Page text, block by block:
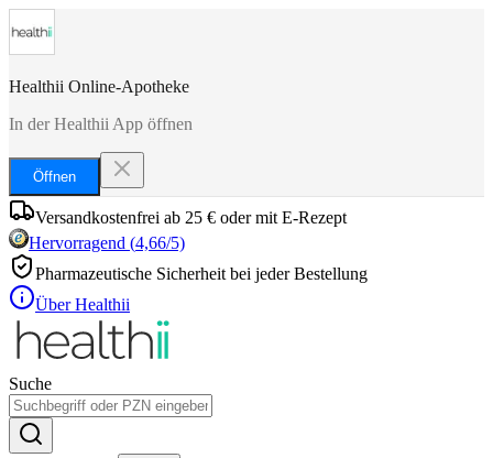
Healthii Online-Apotheke
In der Healthii App öffnen
Öffnen
Versandkostenfrei ab 25 € oder mit E-Rezept
Hervorragend (4,66/5)
Pharmazeutische Sicherheit bei jeder Bestellung
Über Healthii
Suche